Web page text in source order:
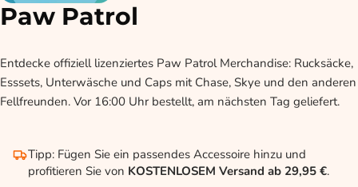
Paw Patrol
Entdecke offiziell lizenziertes Paw Patrol Merchandise: Rucksäcke,
Esssets, Unterwäsche und Caps mit Chase, Skye und den anderen
Fellfreunden. Vor 16:00 Uhr bestellt, am nächsten Tag geliefert.
Tipp: Fügen Sie ein passendes Accessoire hinzu und
profitieren Sie von KOSTENLOSEM Versand ab 29,95 €.